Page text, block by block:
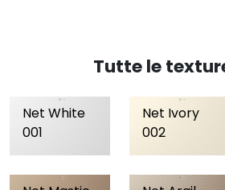
Tutte le
Net White
001
Net Ivory
002